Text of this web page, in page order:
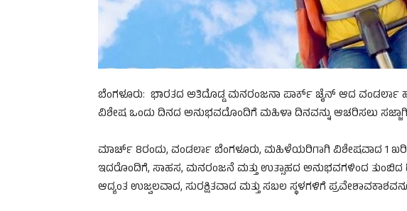
ಬೆಂಗಳೂರು: ಭಾರತದ ಅತಿದೊಡ್ಡ ಮನರಂಜನಾ ಪಾರ್ಕ್ ಚೈನ್ ಆದ ವಂಡರ್ಲಾ
ವಿಶೇಷ ಒಂದು ದಿನದ ಅನುಭವದೊಂದಿಗೆ ಮಹಿಳಾ ದಿನವನ್ನು ಆಚರಿಸಲು
ಮಾರ್ಚ್ 8ರಂದು, ವಂಡರ್ಲಾ ಬೆಂಗಳೂರು, ಮಹಿಳೆಯರಿಗಾಗಿ ವಿಶೇಷವಾದ 1
ಇದರೊಂದಿಗೆ, ಸಾಹಸ, ಮನರಂಜನೆ ಮತ್ತು ಉತ್ಸಾಹದ ಅನುಭವಗಳಿಂದ
ಆದ್ಯಂತ ಉಜ್ವಲವಾದ, ಸುರಕ್ಷಿತವಾದ ಮತ್ತು ಸಬಲ ಸ್ಥಳಗಳಿಗೆ